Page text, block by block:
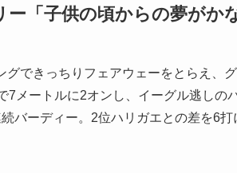
「子供の頃からの夢がか
できっちりフェアウェーをとらえ、
7メートルに2オンし、イーグル逃しの
バーディー。2位ハリガエとの差を6